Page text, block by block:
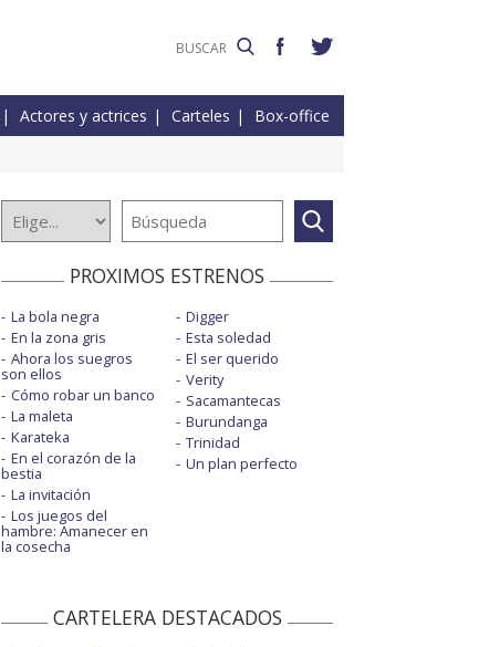
Actores y actrices Carteles Box-office
PROXIMOS ESTRENOS
La bola negra
En la zona gris
Ahora los suegros
son ellos
Cómo robar un banco
La maleta
Karateka
En el corazón de la
bestia
La invitación
Los juegos del
hambre: Amanecer en
la cosecha
Digger
Esta soledad
El ser querido
Verity
Sacamantecas
Burundanga
Trinidad
Un plan perfecto
CARTELERA DESTACADOS